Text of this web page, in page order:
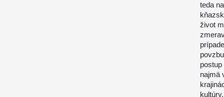
teda
život
najmä